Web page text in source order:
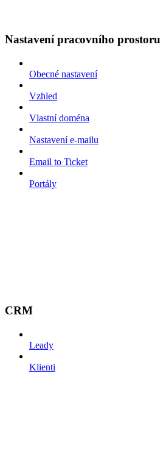
Nastavení pracovního prostoru
Obecné nastavení
Vzhled
Vlastní doména
Nastavení e-mailu
Email to Ticket
Portály
CRM
Leady
Klienti